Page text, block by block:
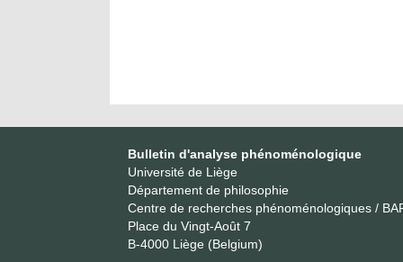
Bulletin d'analyse phénoménologique
Université de Liège
Département de philosophie
Centre de recherches phénoménologiques /
Place du Vingt-Août 7
B-4000 Liège (Belgium)